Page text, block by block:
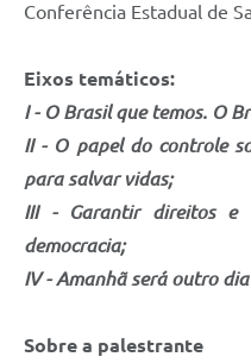
Conferência Estadual de
Eixos temáticos:
I - O Brasil que temos. O
II - O papel do controle
para salvar vidas;
III - Garantir direitos
democracia;
IV - Amanhã será outro
Sobre a palestrante